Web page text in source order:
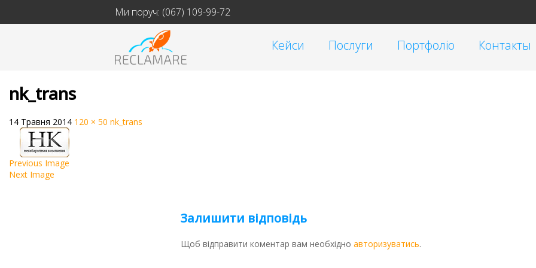
Ми поруч: (067) 109-99-72
Кейси Послуги Портфоліо Контакты
nk_trans
14 Травня 2014 120 × 50 nk_trans
Previous Image
Next Image
Залишити відповідь
Щоб відправити коментар вам необхідно авторизуватись.